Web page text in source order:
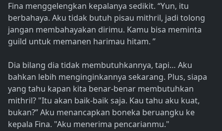
Fina menggelengkan kepalanya sedikit. “Yun, itu
berbahaya. Aku tidak butuh pisau mithril, jadi tolong
jangan membahayakan dirimu. Kamu bisa meminta
guild untuk memanen harimau hitam. ”
Dia bilang dia tidak membutuhkannya, tapi… Aku
bahkan lebih menginginkannya sekarang. Plus, siapa
yang tahu kapan kita benar-benar membutuhkan
mithril? "Itu akan baik-baik saja. Kau tahu aku kuat,
bukan?” Aku menancapkan boneka beruangku ke
kepala Fina. "Aku menerima pencarianmu."